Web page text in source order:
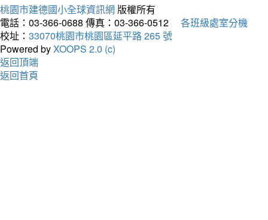
桃園市建德國小全球資訊網 版權所有
電話：03-366-0688 傳真：03-366-0512
各班級處室分機
校址： 33070桃園市桃園區延平路 265 號
Powered byXOOPS 2.0 (c)
返回頂端
返回首頁